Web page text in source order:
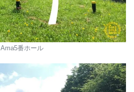
Ama5番ホール